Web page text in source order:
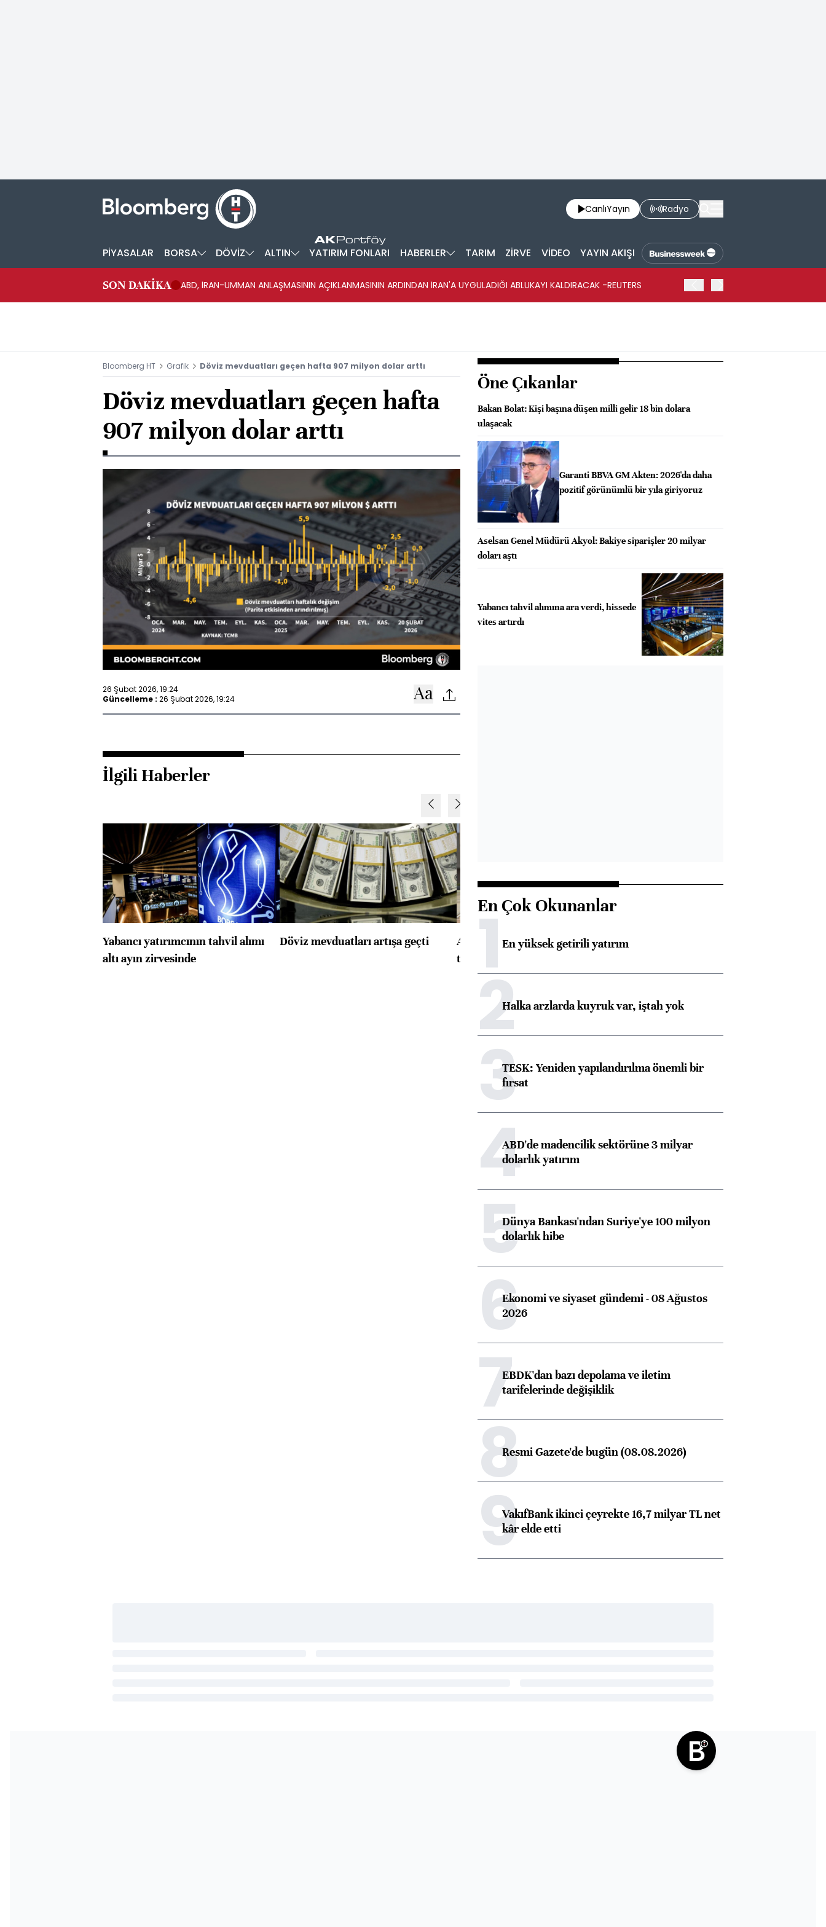
CanlıYayın Radyo
PİYASALAR BORSA DÖVİZ ALTIN YATIRIM FONLARI HABERLER TARIM ZİRVE VİDEO YAYIN AKIŞI
SON DAKİKA ABD, İRAN-UMMAN ANLAŞMASININ AÇIKLANMASININ ARDINDAN İRAN'A UYGULADIĞI ABLUKAYI KALDIRACAK -REUTERS
Bloomberg HT Grafik Döviz mevduatları geçen hafta 907 milyon dolar arttı
Döviz mevduatları geçen hafta
907 milyon dolar arttı
26 Şubat 2026, 19:24
Güncelleme : 26 Şubat 2026, 19:24
İlgili Haberler
Yabancı yatırımcının tahvil alımı
altı ayın zirvesinde
Döviz mevduatları artışa geçti
ABD'de konut başlangıçları
toparlandı
Öne Çıkanlar
Bakan Bolat: Kişi başına düşen milli gelir 18 bin dolara
ulaşacak
Garanti BBVA GM Akten: 2026'da daha
pozitif görünümlü bir yıla giriyoruz
Aselsan Genel Müdürü Akyol: Bakiye siparişler 20 milyar
doları aştı
Yabancı tahvil alımına ara verdi, hissede
vites artırdı
En Çok Okunanlar
1En yüksek getirili yatırım
2Halka arzlarda kuyruk var, iştah yok
3TESK: Yeniden yapılandırılma önemli bir
fırsat
4ABD'de madencilik sektörüne 3 milyar
dolarlık yatırım
5Dünya Bankası'ndan Suriye'ye 100 milyon
dolarlık hibe
6Ekonomi ve siyaset gündemi - 08 Ağustos
2026
7EBDK'dan bazı depolama ve iletim
tarifelerinde değişiklik
8Resmi Gazete'de bugün (08.08.2026)
9VakıfBank ikinci çeyrekte 16,7 milyar TL net
kâr elde etti